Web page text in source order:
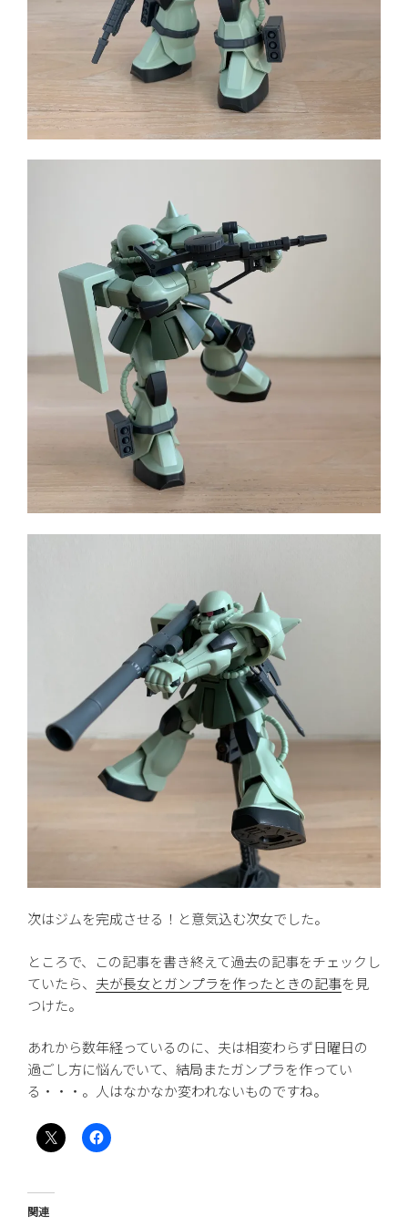
次はジムを完成させる！と意気込む次女でした。
ところで、この記事を書き終えて過去の記事をチェックし
ていたら、 夫が長女とガンプラを作ったときの記事を見
つけた。
あれから数年経っているのに、夫は相変わらず日曜日の
過ごし方に悩んでいて、結局またガンプラを作ってい
る・・・。人はなかなか変われないものですね。
関連